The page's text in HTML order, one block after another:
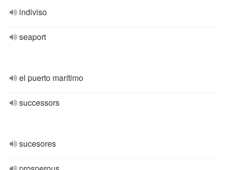
indiviso
seaport
el puerto marítimo
successors
sucesores